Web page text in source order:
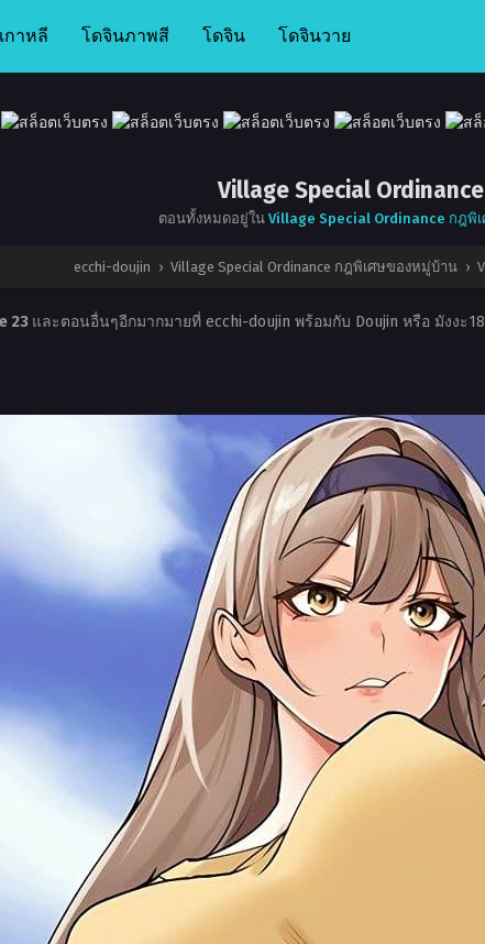
กาหลี โดจินภาพสี โดจิน โดจินวาย
Village Special
ตอนทั้งหมดอยู่ใน Village Special Ordinance กฎพิ
ecchi-doujin › Village Special Ordinance กฎพิเศษของหมู่บ้าน ›
23 และตอนอื่นๆอีกมากมายที่ ecchi-doujin พร้อมกับ Doujin หรือ มังงะ